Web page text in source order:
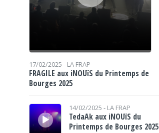
17/02/2025 - LA FRAP
FRAGILE aux iNOUïS du Printemps de
Bourges 2025
Lecteur audio
14/02/2025 - LA FRAP
TedaAk aux iNOUïS du
Printemps de Bourges 2025